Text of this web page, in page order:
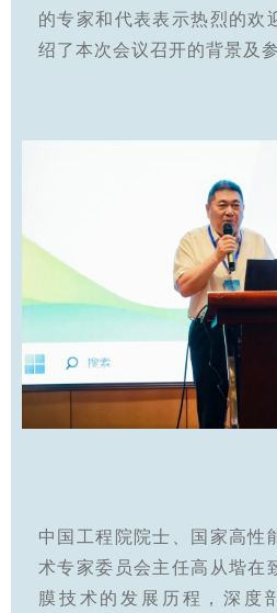
的专家和代表表示热烈的欢
绍了本次会议召开的背景及
中国工程院院士、国家高性
术专家委员会主任高从堦在
膜技术的发展历程，深度